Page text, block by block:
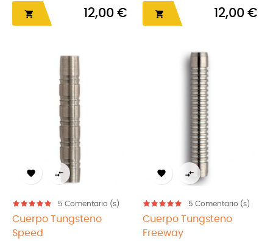
 12,00 €  12,00 €
 
5 Comentario (s)
Cuerpo Tungsteno
Speed
 
5 Comentario (s)
Cuerpo Tungsteno
Freeway